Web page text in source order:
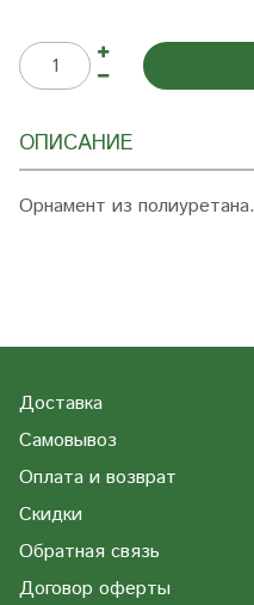
ОПИСАНИЕ
Орнамент из полиуретана.
Доставка
Самовывоз
Оплата и возврат
Скидки
Обратная связь
Договор оферты